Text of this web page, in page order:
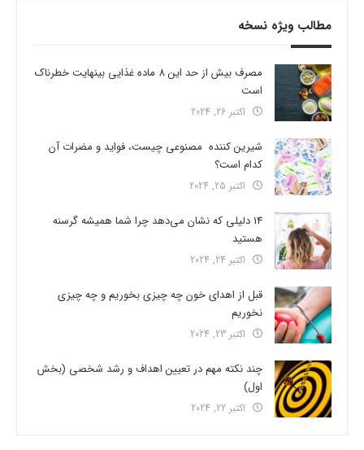
مطالب ویژه نسخه
مصرف بیش از حد این 8 ماده غذایی بینهایت خطرناک
است
اکتبر 26, 2024
شیرین کننده مصنوعی چیست، فواید و مضرات آن
کدام است؟
اکتبر 25, 2024
14 دلیلی که نشان می‌دهد چرا شما همیشه گرسنه
هستید
اکتبر 24, 2024
قبل از اهدای خون چه چیزی بخوریم و چه چیزی
نخوریم
اکتبر 23, 2024
چند نکته مهم در تعیین اهداف و رشد شخصی (بخش
اول)
اکتبر 22, 2024